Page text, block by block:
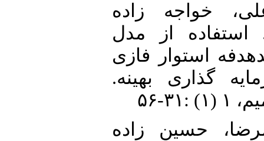
خواجه زاده
مهدی(1393). استفاده از مدل
استوار فازی
گذاری بهینه.
۵۶
حسین زاده